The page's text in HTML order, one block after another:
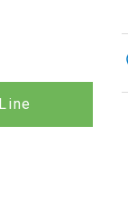
Line